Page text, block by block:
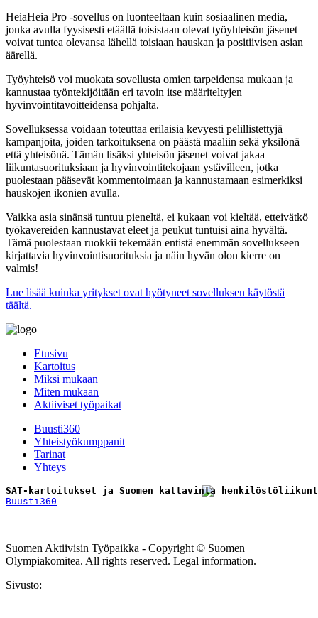
HeiaHeia Pro -sovellus on luonteeltaan kuin sosiaalinen media,
jonka avulla fyysisesti etäällä toisistaan olevat työyhteisön jäsenet
voivat tuntea olevansa lähellä toisiaan hauskan ja positiivisen asian
äärellä.
Työyhteisö voi muokata sovellusta omien tarpeidensa mukaan ja
kannustaa työntekijöitään eri tavoin itse määriteltyjen
hyvinvointitavoitteidensa pohjalta.
Sovelluksessa voidaan toteuttaa erilaisia kevyesti pelillistettyjä
kampanjoita, joiden tarkoituksena on päästä maaliin sekä yksilönä
että yhteisönä. Tämän lisäksi yhteisön jäsenet voivat jakaa
liikuntasuorituksiaan ja hyvinvointitekojaan ystävilleen, jotka
puolestaan pääsevät kommentoimaan ja kannustamaan esimerkiksi
hauskojen ikonien avulla.
Vaikka asia sinänsä tuntuu pieneltä, ei kukaan voi kieltää, etteivätkö
työkavereiden kannustavat eleet ja peukut tuntuisi aina hyvältä.
Tämä puolestaan ruokkii tekemään entistä enemmän sovellukseen
kirjattavia hyvinvointisuorituksia ja näin hyvän olon kierre on
valmis!
Lue lisää kuinka yritykset ovat hyötyneet sovelluksen käytöstä
täältä.
Etusivu
Kartoitus
Miksi mukaan
Miten mukaan
Aktiiviset työpaikat
Buusti360
Yhteistyökumppanit
Tarinat
Yhteys
SAT-kartoitukset ja Suomen kattavinta
Buusti360
Suomen Aktiivisin Työpaikka - Copyright © Suomen
Olympiakomitea. All rights reserved. Legal information.
Sivusto: